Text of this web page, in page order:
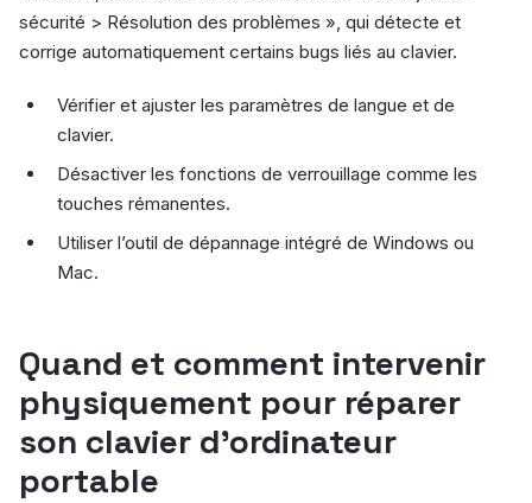
sécurité > Résolution des problèmes », qui détecte et
corrige automatiquement certains bugs liés au clavier.
Vérifier et ajuster les paramètres de langue et de
clavier.
Désactiver les fonctions de verrouillage comme les
touches rémanentes.
Utiliser l’outil de dépannage intégré de Windows ou
Mac.
Quand et comment intervenir
physiquement pour réparer
son clavier d’ordinateur
portable